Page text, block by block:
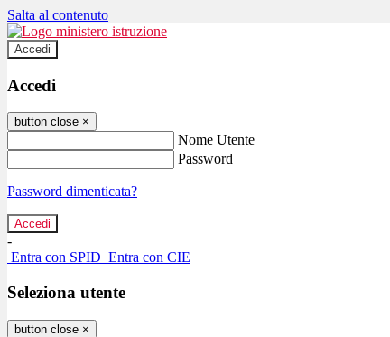
Salta al contenuto
Accedi
Accedi
button close ×
Nome Utente
Password
Password dimenticata?
-
Entra con SPID Entra con CIE
Seleziona utente
button close ×